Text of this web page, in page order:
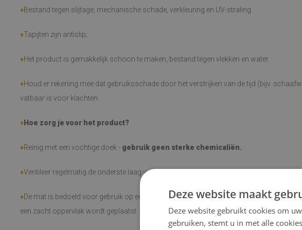
♦Bestand tegen slijtage, mechanische schade, verkleuring en UV-straling
♦Tapijten zijn antislip;
♦Het product is gemakkelijk schoon te maken, bestand tegen vlekken en water.
♦Houd er rekening mee dat gebruiksschade door het verstrijken van de tijd (bijv.
vatbaar is voor klachten.
♦Hoe zorg je voor het product?
♦Reinig met een vochtige doek - gebruik geen sterke chemicaliën.
♦Ventileer regelmatig de onderste laag van het tapijt.
♦De mat is bedoeld voor gebruik op een harde ondergrond. Het kan buigen en bewegen
een zacht oppervlak wordt geplaatst.
Deze website maakt
Deze website gebruikt cookies om
gebruiken, stemt u in met alle